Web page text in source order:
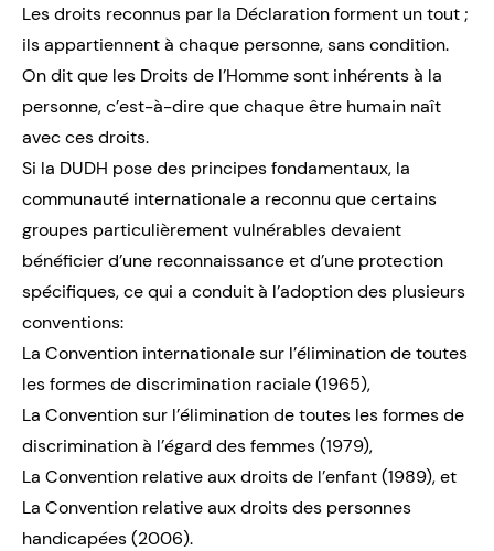
Les droits reconnus par la Déclaration forment un tout ;
ils appartiennent à chaque personne, sans condition.
On dit que les Droits de l’Homme sont inhérents à la
personne, c’est-à-dire que chaque être humain naît
avec ces droits.
Si la DUDH pose des principes fondamentaux, la
communauté internationale a reconnu que certains
groupes particulièrement vulnérables devaient
bénéficier d’une reconnaissance et d’une protection
spécifiques, ce qui a conduit à l’adoption des plusieurs
conventions:
La Convention internationale sur l’élimination de toutes
les formes de discrimination raciale(1965),
La Convention sur l’élimination de toutes les formes de
discrimination à l’égard des femmes(1979),
La Convention relative aux droits de l’enfant(1989), et
La Convention relative aux droits des personnes
handicapées(2006).